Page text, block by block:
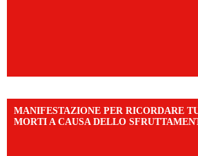
MANIFESTAZIONE PER RICORDARE
MORTI A CAUSA DELLO